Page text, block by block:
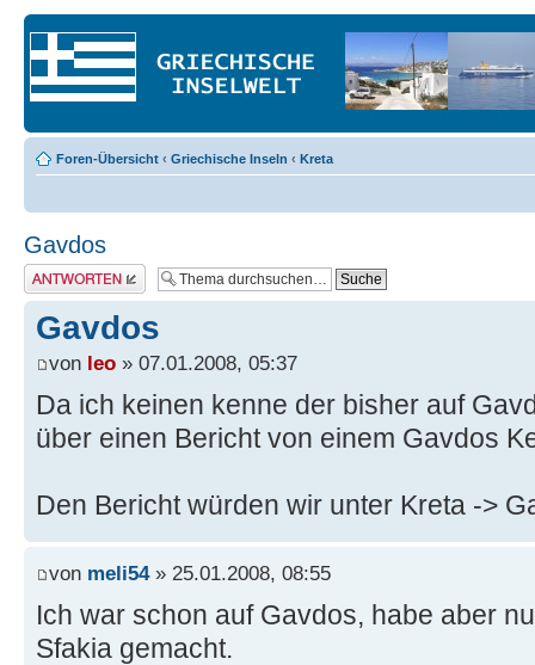
Foren-Übersicht ‹ Griechische Inseln ‹ Kreta
Gavdos
Antwort erstellen
Gavdos
von leo » 07.01.2008, 05:37
Da ich keinen kenne der bisher auf
über einen Bericht von einem Gavdos
Den Bericht würden wir unter Kreta ->
von meli54» 25.01.2008, 08:55
Ich war schon auf Gavdos, habe aber
Sfakia gemacht.